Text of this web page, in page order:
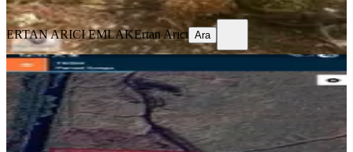
Ara
ERTAN ARICI EMLAKErtan Arıcı Ara
Kaş Kalkan Da Kelepir Tarla...
Kaş, Üzümlü Mahallesi
6372 m²·404/m² 09.05.2026